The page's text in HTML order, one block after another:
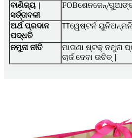
ବାଣିଜ୍ୟ |
ସର୍ତ୍ତାବଳୀ
FOBଶେନଜେନ୍/
ଅର୍ଥ ପ୍ରଦାନ
ପଦ୍ଧତି
TTୱେଷ୍ଟର୍ନ
ନମୁନା ନୀତି
ମାଗଣା ଷ୍ଟକ୍ ନମୁନା
ଚାର୍ଜ ଦେବା ଉଚିତ୍ |